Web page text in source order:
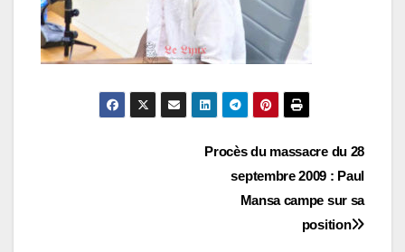
Procès du massacre du 28
septembre 2009 : Paul
Mansa campe sur sa
position